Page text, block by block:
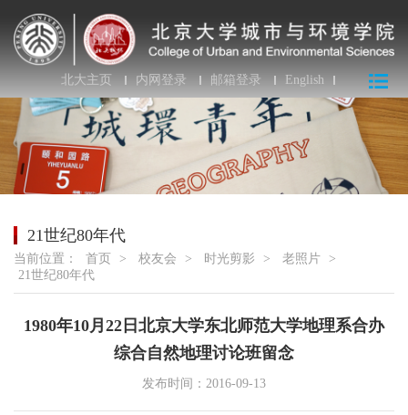
北大主页 内网登录 邮箱登录 English
21世纪80年代
当前位置： 首页 > 校友会 > 时光剪影 > 老照片
>
21世纪80年代
1980年10月22日北京大学东北师范大学地理系合办
综合自然地理讨论班留念
发布时间：2016-09-13